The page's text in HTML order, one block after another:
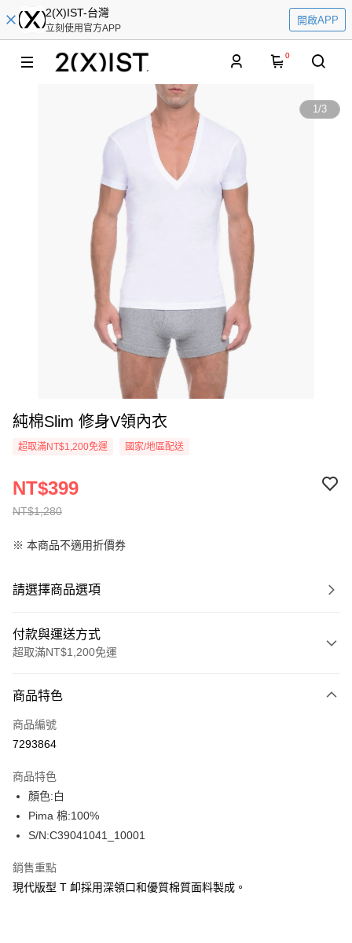
2(X)IST-台灣
立刻使用官方APP
開啟APP
0
1/3
純棉Slim 修身V領內衣
超取滿NT$1,200免運 國家/地區配送
NT$1,280
NT$399
※ 本商品不適用折價券
請選擇商品選項
付款與運送方式
超取滿NT$1,200免運
信用卡一次付款
信用卡分期付款
合作金庫商業銀行
華南商業銀行
上海商業儲蓄銀行
國泰世華商業銀行
匯豐（台灣）商業銀行
聯邦商業銀行
遠東國際商業銀行
超商取貨付款
LINE Pay
街口支付
商品特色
商品編號
7293864
商品特色
顏色:白
Pima 棉:100%
S/N:C39041041_10001
銷售重點
現代版型 T 卹採用深領口和優質棉質面料製成。